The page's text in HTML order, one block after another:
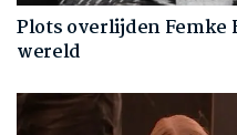
Plots overlijden Femke
wereld